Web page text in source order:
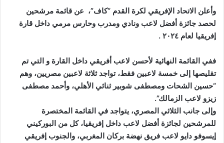
وأعلن الاتحاد الإفريقي لكرة القدم “كاف”، عن قائمة مرشحين
لحصد جائزة أفضل لاعب ونادي ومدرب وحارس مرمي داخل قارة
إفريقيا لعام ٢٠٢٤ .
ففي القائمة النهائية لأحسن لاعب أفريقي داخل القارة و التي تم
تقليصها إلى خمسة لاعبين فقط، تواجد ثلاثة لاعبين مصريين، وهم
“حسين الشحات ومصطفى شوبير ثنائي الأهلي، وأحمد مصطفى
زيزو لاعب الزمالك”.
وإلى جانب الثلاثي المصري، يتواجد في القائمة المختصرة
للمرشحين لجائزة أفضل لاعب داخل إفريقيا، كل من البوركيني
إيسوفو دايو لاعب فريق نهضة بركان المغربي، والجنوب إفريقي